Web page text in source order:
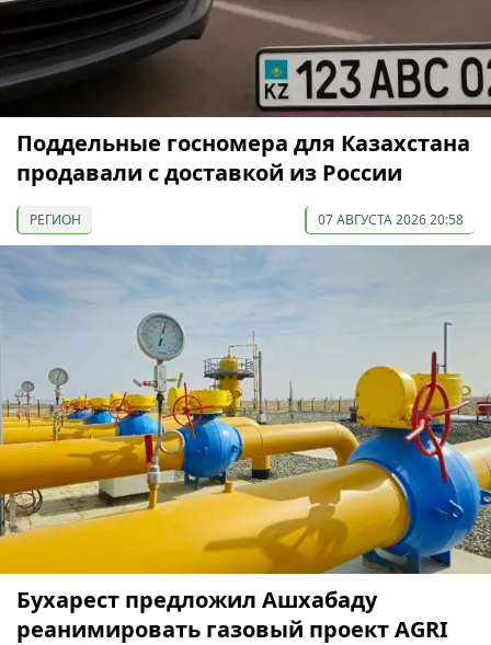
Поддельные госномера для Казахстана
продавали с доставкой из России
РЕГИОН 07 АВГУСТА 2026 20:58
Бухарест предложил Ашхабаду
реанимировать газовый проект AGRI